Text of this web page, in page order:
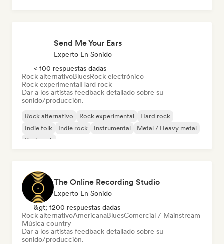
Send Me Your Ears
Experto En Sonido
< 100 respuestas dadas
Rock alternativoBluesRock electrónico
Rock experimentalHard rock
Dar a los artistas feedback detallado sobre su
sonido/producción.
Rock alternativo Rock experimental
Hard rock
Indie folk
Indie rock Instrumental
Metal / Heavy metal
Post rock
The Online Recording Studio
Experto En Sonido
&gt; 1200 respuestas dadas
Rock alternativoAmericanaBluesComercial / Mainstream
Música country
Dar a los artistas feedback detallado sobre su
sonido/producción.